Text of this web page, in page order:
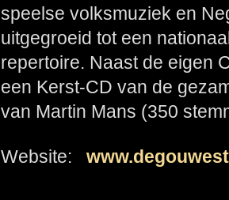
speelse volksmuziek en
uitgegroeid tot een
repertoire. Naast de eigen
een Kerst-CD van de
van Martin Mans (350
Website: